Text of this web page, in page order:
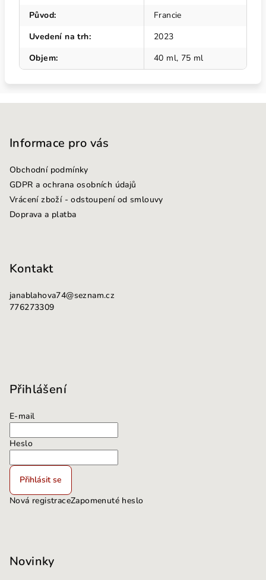
Původ:
Francie
Uvedení na trh:
2023
Objem: 40 ml, 75 ml
Informace pro vás
Obchodní podmínky
GDPR a ochrana osobních údajů
Vrácení zboží - odstoupení od smlouvy
Doprava a platba
Kontakt
janablahova74@seznam.cz
776273309
Přihlášení
E-mail
Heslo
Přihlásit se
Nová registraceZapomenuté heslo
Novinky